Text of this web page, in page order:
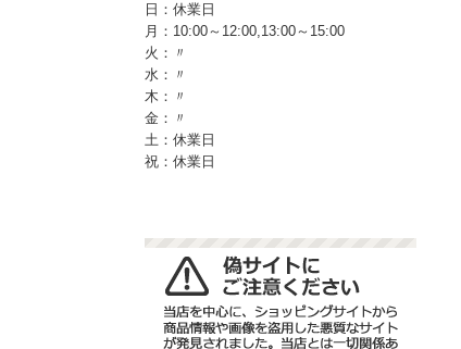
日：休業日
月：10:00～12:00,13:00～15:00
火：〃
水：〃
木：〃
金：〃
土：休業日
祝：休業日